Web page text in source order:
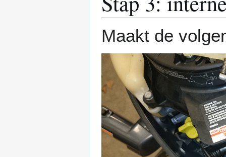
Maakt de